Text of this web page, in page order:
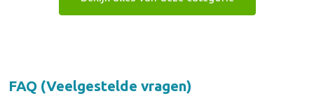
FAQ (Veelgestelde vragen)